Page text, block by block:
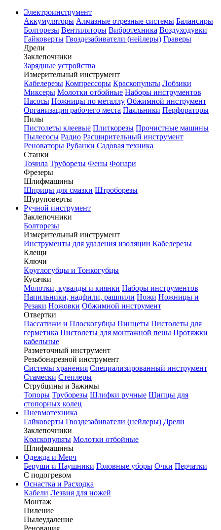
Электроинструмент
Аккумуляторы Алмазные отрезные системы Балансиры
Болторезы Вентиляторы Вибротехника Воздуходувки
Гайковерты Гвоздезабиватели (нейлеры) Граверы
Дрели
Заклепочники
Зарядные устройства
Измерительный инструмент
Кабелерезы Компрессоры Краскопульты Лобзики
Миксеры Молотки отбойные Наборы инструментов
Насосы Ножницы по металлу Обжимной инструмент
Организация рабочего места Паяльники Перфораторы
Пилы
Пистолеты клеевые Плиткорезы Прочистные машины
Пылесосы Радио Расширительный инструмент
Реноваторы Рубанки Садовая техника
Станки
Точила Труборезы Фены Фонари
Фрезеры
Шлифмашины
Шприцы для смазки Штроборезы
Шуруповерты
Ручной инструмент
Заклепочники
Болторезы
Измерительный инструмент
Инструменты для удаления изоляции Кабелерезы
Клещи
Ключи
Круглогубцы и Тонкогубцы
Кусачки
Молотки, кувалды и киянки Наборы инструментов
Напильники, надфили, рашпили Ножи Ножницы и
Резаки Ножовки Обжимной инструмент
Отвертки
Пассатижи и Плоскогубцы Пинцеты Пистолеты для
герметика Пистолеты для монтажной пены Протяжки
кабельные
Разметочный инструмент
Резьбонарезной инструмент
Системы хранения Специализированный инструмент
Стамески Степлеры
Струбцины и Зажимы
Топоры Труборезы Шлифки ручные Щипцы для
стопорных колец
Пневмотехника
Гайковерты Гвоздезабиватели (нейлеры) Дрели
Заклепочники
Краскопульты Молотки отбойные
Шлифмашины
Одежда и Мерч
Беруши и Наушники Головные уборы Очки Перчатки
С подогревом
Оснастка и Расходка
Кабели Лезвия для ножей
Монтаж
Пиление
Пылеудаление
Реновация